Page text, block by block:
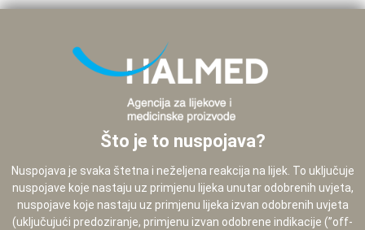
Što je to nuspojava?
Nuspojava je svaka štetna i neželjena reakcija na lijek. To uključuje
nuspojave koje nastaju uz primjenu lijeka unutar odobrenih uvjeta,
nuspojave koje nastaju uz primjenu lijeka izvan odobrenih uvjeta
(uključujući predoziranje, primjenu izvan odobrene indikacije (”off-